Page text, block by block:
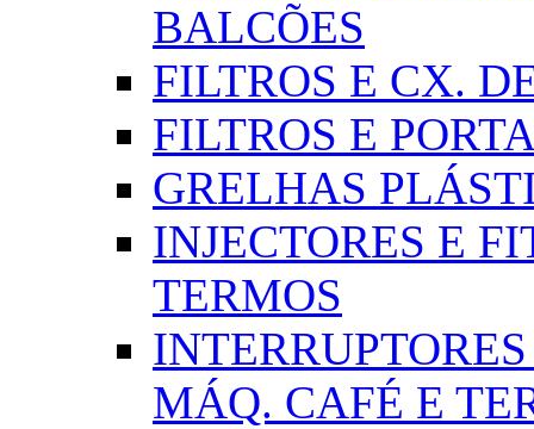
BALCÕES
FILTROS E CX.
FILTROS E
GRELHAS
INJECTORES E
TERMOS
MÁQ. CAFÉ E